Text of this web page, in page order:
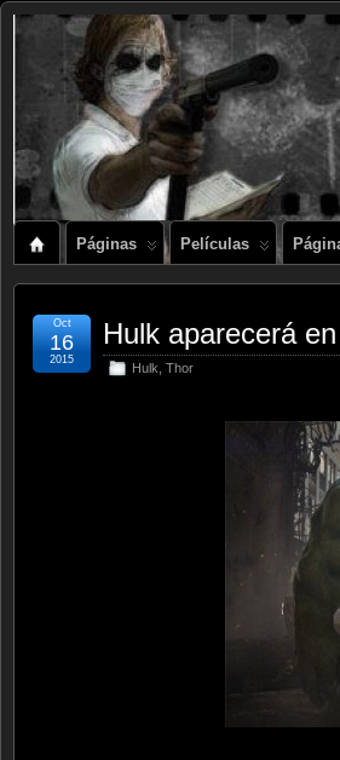
Páginas Películas
Hulk aparecerá
Hulk Thor
Oct
16
2015